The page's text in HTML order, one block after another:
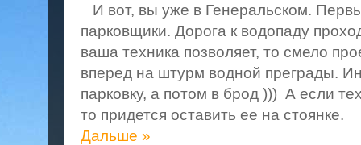
И вот, вы уже в Генеральском.
парковщики. Дорога к водопаду
ваша техника позволяет, то смело
вперед на штурм водной преграды.
парковку, а потом в брод ))) А если
то придется оставить ее на стоянке.
Дальше »